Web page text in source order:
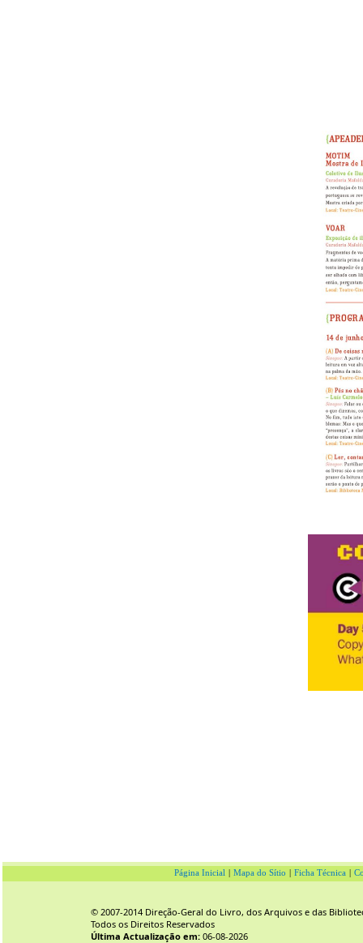
Página Inicial Mapa do Sítio Ficha Técnica
© 2007-2014 Direção-Geral do Livro, dos Arquivos e das
Todos os Direitos Reservados
Última Actualização em: 06-08-2026